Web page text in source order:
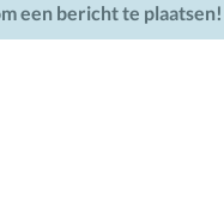
een bericht te plaatsen!